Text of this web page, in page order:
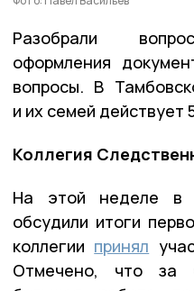
Разобрали
оформления
вопросы. В
и их семей действует
Коллегия
На этой неделе в
обсудили итоги
коллегии принял
Отмечено, что за